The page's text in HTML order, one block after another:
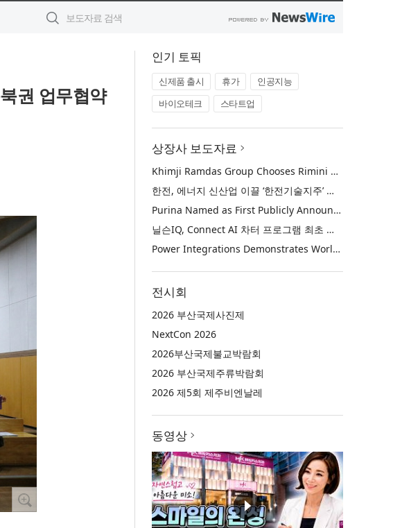
권 업무협약
인기 토픽
신제품 출시 휴가
인공지능
바이오테크
스타트업
상장사 보도자료
Khimji Ramdas Group Chooses Rimini Street to Reduce SAP Support Costs, Protect 700+ Customizations and Reinvest Savings in Innovation
한전, 에너지 신산업 이끌 ‘한전기술지주’ 공식 출범
Purina Named as First Publicly Announced NIQ ConnectAI Charter Client
닐슨IQ, Connect AI 차터 프로그램 최초 고객사 ‘퓨리나’ 선정
Power Integrations Demonstrates World’s First 2200 V GaN Technology for Next-Era High-Voltage Power Systems
전시회
2026 부산국제사진제
NextCon 2026
2026부산국제불교박람회
2026 부산국제주류박람회
2026 제5회 제주비엔날레
동영상